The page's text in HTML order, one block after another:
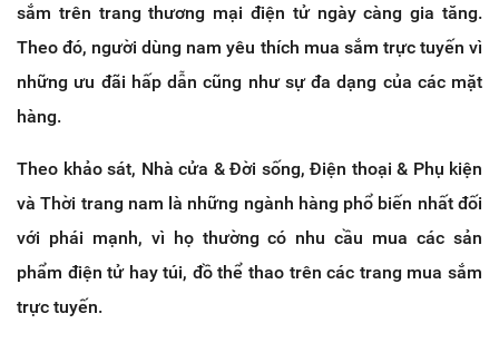
sắm trên trang thương mại điện tử ngày càng gia tăng.
Theo đó, người dùng nam yêu thích mua sắm trực tuyến vì
những ưu đãi hấp dẫn cũng như sự đa dạng của các mặt
hàng.
Theo khảo sát, Nhà cửa & Đời sống, Điện thoại & Phụ kiện
và Thời trang nam là những ngành hàng phổ biến nhất đối
với phái mạnh, vì họ thường có nhu cầu mua các sản
phẩm điện tử hay túi, đồ thể thao trên các trang mua sắm
trực tuyến.